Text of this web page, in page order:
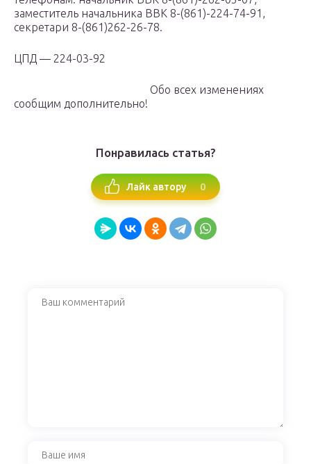
заместитель начальника ВВК 8-(861)-224-74-91,
секретари 8-(861)262-26-78.
ЦПД — 224-03-92
Обо всех изменениях
сообщим дополнительно!
Понравилась статья?
Лайк автору 0